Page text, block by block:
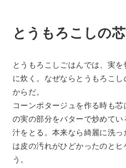
とうもろこしの
とうもろこしごはんでは、実
に炊く。なぜならとうもろこ
からだ。
コーンポタージュを作る時も
の実の部分をバターで炒めて
汁をとる。本来なら綺麗に洗
は皮の汚れがひどかったのと
う。